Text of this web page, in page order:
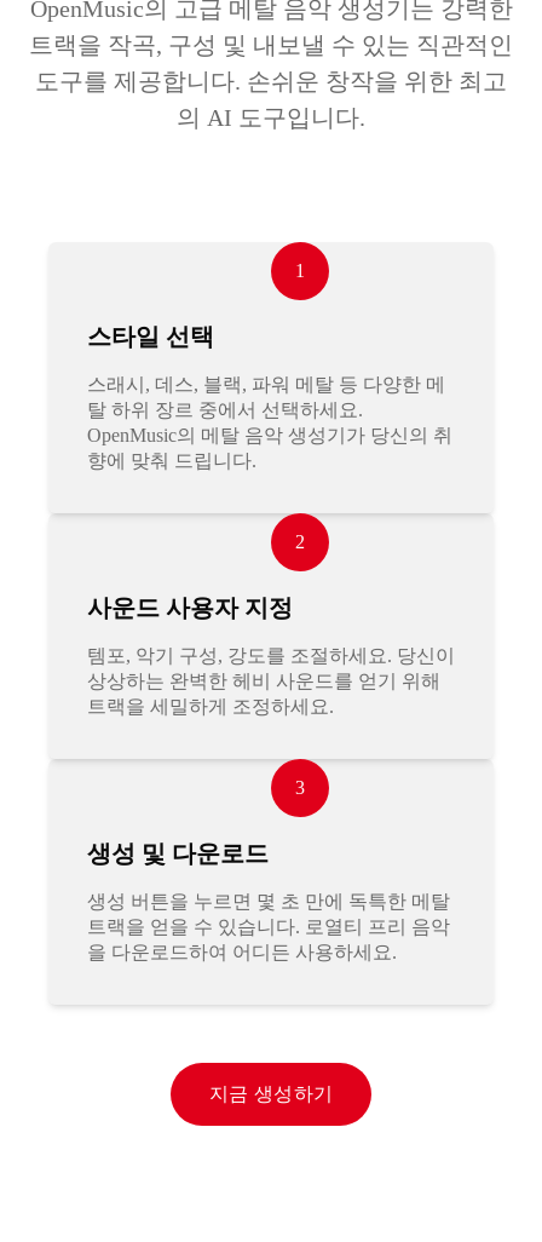
OpenMusic의 고급 메탈 음악 생성기는 강력한
트랙을 작곡, 구성 및 내보낼 수 있는 직관적인
도구를 제공합니다. 손쉬운 창작을 위한 최고
의 AI 도구입니다.
1
스타일 선택
스래시, 데스, 블랙, 파워 메탈 등 다양한 메
탈 하위 장르 중에서 선택하세요.
OpenMusic의 메탈 음악 생성기가 당신의 취
향에 맞춰 드립니다.
2
사운드 사용자 지정
템포, 악기 구성, 강도를 조절하세요. 당신이
상상하는 완벽한 헤비 사운드를 얻기 위해
트랙을 세밀하게 조정하세요.
3
생성 및 다운로드
생성 버튼을 누르면 몇 초 만에 독특한 메탈
트랙을 얻을 수 있습니다. 로열티 프리 음악
을 다운로드하여 어디든 사용하세요.
지금 생성하기